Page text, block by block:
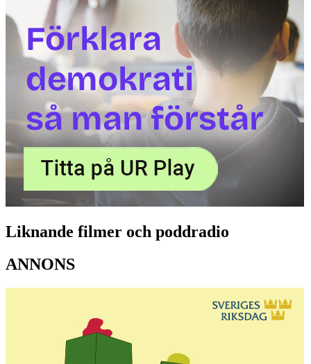
Liknande filmer och poddradio
ANNONS